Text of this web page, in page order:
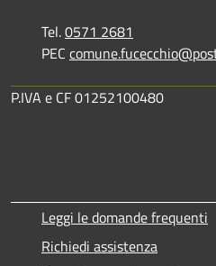
Tel.0571 2681
PEC
P.IVA e CF 01252100480
Leggi le domande frequenti
Richiedi assistenza